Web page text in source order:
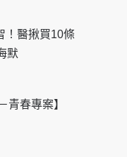
！醫揪買10條
默
青春專案】